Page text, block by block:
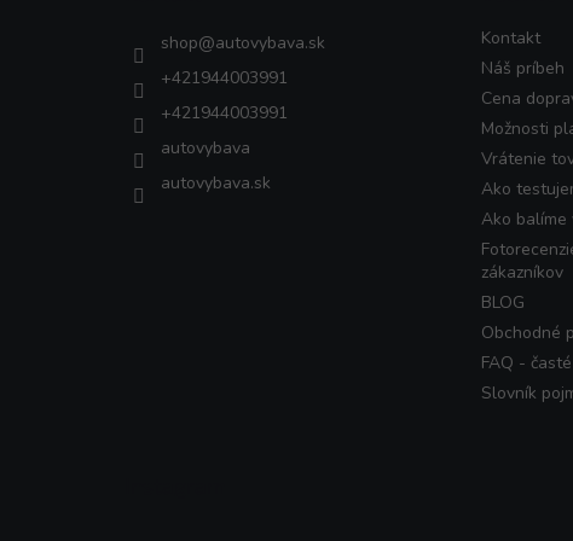
shop@autovybava.sk
+421944003991
+421944003991
autovybava
autovybava.sk
Kontakt
Náš príbeh
Cena
Možnosti
Vrátenie
Ako
Ako balíme
zákazníkov
BLOG
Obchodné
FAQ -
Slovník